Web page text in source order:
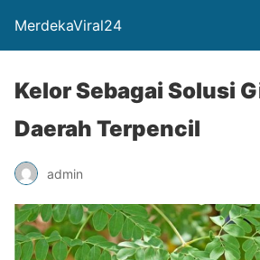
MerdekaViral24
Kelor Sebagai Solusi
Daerah Terpencil
admin